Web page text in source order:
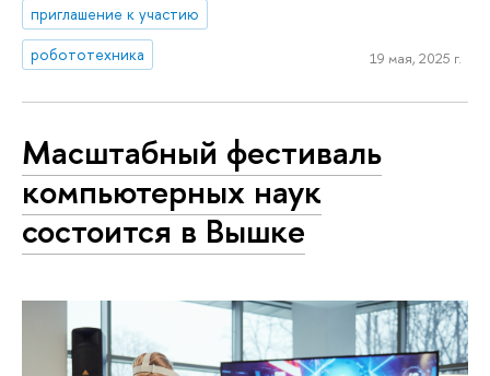
приглашение к участию
робототехника
19 мая, 2025 г.
Масштабный фестиваль
компьютерных наук
состоится в Вышке